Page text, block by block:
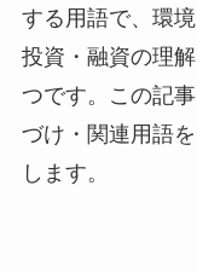
する用語で、環
投資・融資の理
つです。この記
づけ・関連用語
します。